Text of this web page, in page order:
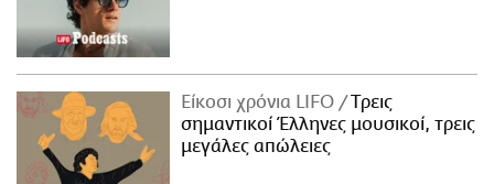
Είκοσι χρόνια LIFO
Tρεις
σημαντικοί Έλληνες μουσικοί, τρεις
μεγάλες απώλειες